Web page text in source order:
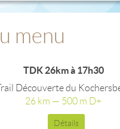
menu
TDK 26km à 17h30
Découverte du
26 km — 500 m D+
Détails